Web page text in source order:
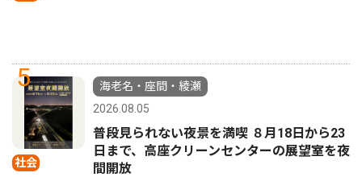
5
社会
海老名・座間・綾瀬
2026.08.05
普段見られない夜景を満喫 ８月18日から23
日まで、高座クリーンセンターの展望室を夜
間開放